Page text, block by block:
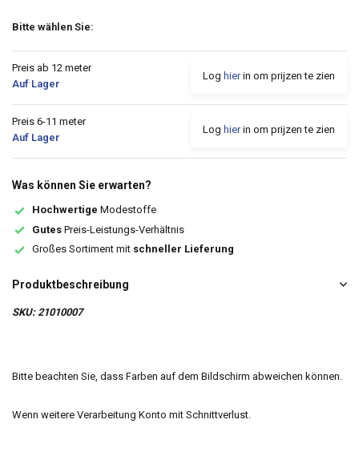
Bitte wählen Sie:
Preis ab 12 meter
Auf Lager
Log hierin om prijzen te zien
Preis 6-11 meter
Auf Lager
Log hierin om prijzen te zien
Was können Sie erwarten?
Hochwertige Modestoffe
Gutes Preis-Leistungs-Verhältnis
Großes Sortiment mit schneller Lieferung
Produktbeschreibung
SKU: 21010007
Bitte beachten Sie, dass Farben auf dem Bildschirm abweichen können.
Wenn weitere Verarbeitung Konto mit Schnittverlust.